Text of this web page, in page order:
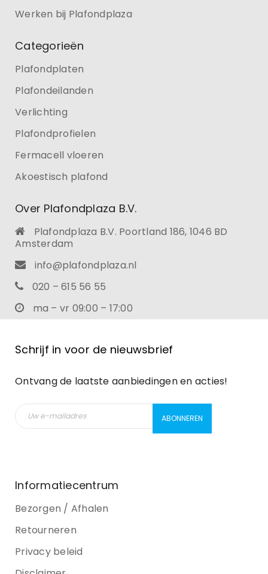
Werken bij Plafondplaza
Categorieën
Plafondplaten
Plafondeilanden
Verlichting
Plafondprofielen
Fermacell vloeren
Akoestisch plafond
Over Plafondplaza B.V.
Plafondplaza B.V. Poortland 186, 1046 BD
Amsterdam
info@plafondplaza.nl
020 – 615 56 55
ma – vr 09:00 – 17:00
Schrijf in voor de nieuwsbrief
Ontvang de laatste aanbiedingen en acties!
Informatiecentrum
Bezorgen / Afhalen
Retourneren
Privacy beleid